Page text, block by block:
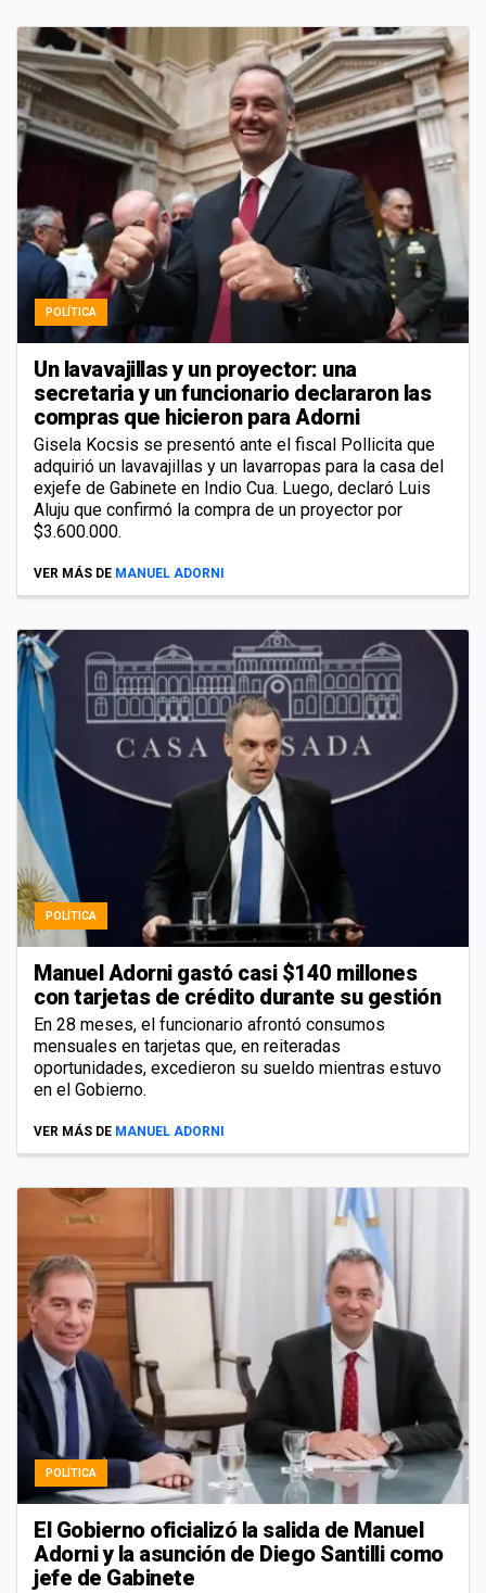
POLÍTICA
Un lavavajillas y un proyector: una
secretaria y un funcionario declararon las
compras que hicieron para Adorni
Gisela Kocsis se presentó ante el fiscal Pollicita que
adquirió un lavavajillas y un lavarropas para la casa del
exjefe de Gabinete en Indio Cua. Luego, declaró Luis
Aluju que confirmó la compra de un proyector por
$3.600.000.
VER MÁS DE MANUEL ADORNI
POLÍTICA
Manuel Adorni gastó casi $140 millones
con tarjetas de crédito durante su gestión
En 28 meses, el funcionario afrontó consumos
mensuales en tarjetas que, en reiteradas
oportunidades, excedieron su sueldo mientras estuvo
en el Gobierno.
VER MÁS DE MANUEL ADORNI
POLÍTICA
El Gobierno oficializó la salida de Manuel
Adorni y la asunción de Diego Santilli como
jefe de Gabinete